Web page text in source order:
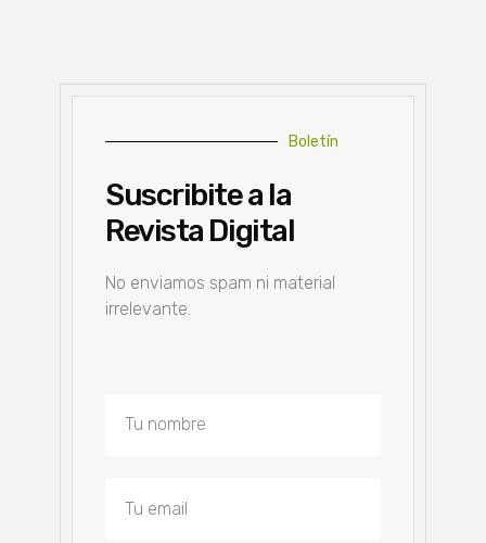
Boletín
Suscribite a la
Revista Digital
No enviamos spam ni material
irrelevante.